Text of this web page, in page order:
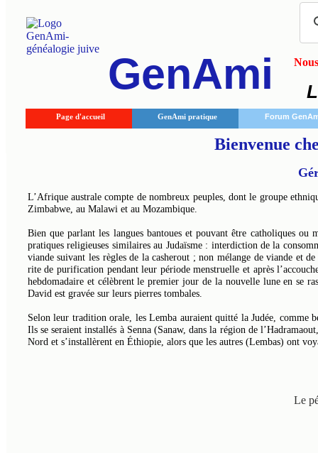
GenAmi
Page d'accueil GenAmi pratique Forum
Bienvenue
L’Afrique australe compte de nombreux peuples, dont le groupe
Zimbabwe, au Malawi et au Mozambique.
Bien que parlant les langues bantoues et pouvant être catholiques ou
pratiques religieuses similaires au Judaïsme : interdiction de la
viande suivant les règles de la casherout ; non mélange de viande et
rite de purification pendant leur période menstruelle et après
hebdomadaire et célèbrent le premier jour de la nouvelle lune en se
David est gravée sur leurs pierres tombales.
Selon leur tradition orale, les Lemba auraient quitté la Judée, comme
Ils se seraient installés à Senna (Sanaw, dans la région de
Nord et s’installèrent en Éthiopie, alors que les autres (Lembas) ont
Le